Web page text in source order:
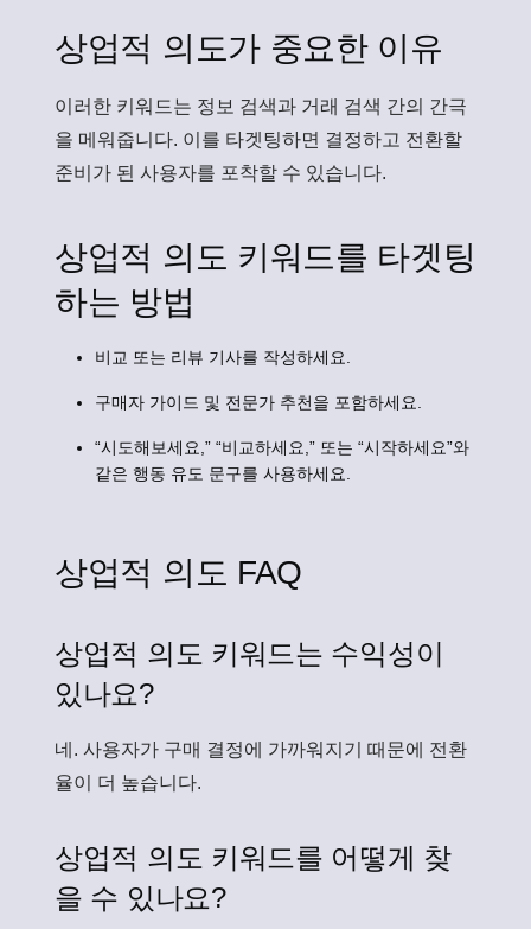
상업적 의도가 중요한 이유
이러한 키워드는 정보 검색과 거래 검색 간의 간극
을 메워줍니다. 이를 타겟팅하면 결정하고 전환할
준비가 된 사용자를 포착할 수 있습니다.
상업적 의도 키워드를 타겟팅
하는 방법
비교 또는 리뷰 기사를 작성하세요.
구매자 가이드 및 전문가 추천을 포함하세요.
“시도해보세요,” “비교하세요,” 또는 “시작하세요”와
같은 행동 유도 문구를 사용하세요.
상업적 의도 FAQ
상업적 의도 키워드는 수익성이
있나요?
네. 사용자가 구매 결정에 가까워지기 때문에 전환
율이 더 높습니다.
상업적 의도 키워드를 어떻게 찾
을 수 있나요?